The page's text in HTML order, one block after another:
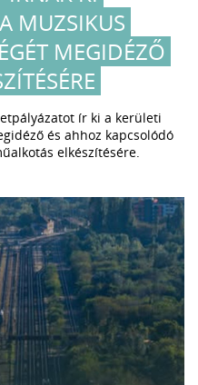
MUZSIKUS
MEGIDÉZŐ
ír ki a kerületi
és ahhoz kapcsolódó
elkészítésére.